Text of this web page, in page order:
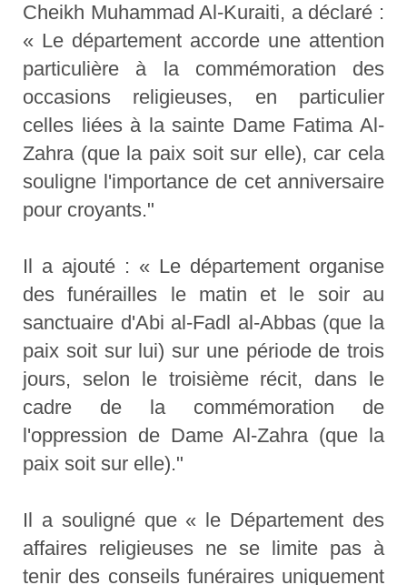
Cheikh Muhammad Al-Kuraiti, a déclaré :
« Le département accorde une attention
particulière à la commémoration des
occasions religieuses, en particulier
celles liées à la sainte Dame Fatima Al-
Zahra (que la paix soit sur elle), car cela
souligne l'importance de cet anniversaire
pour croyants."
Il a ajouté : « Le département organise
des funérailles le matin et le soir au
sanctuaire d'Abi al-Fadl al-Abbas (que la
paix soit sur lui) sur une période de trois
jours, selon le troisième récit, dans le
cadre de la commémoration de
l'oppression de Dame Al-Zahra (que la
paix soit sur elle)."
Il a souligné que « le Département des
affaires religieuses ne se limite pas à
tenir des conseils funéraires uniquement